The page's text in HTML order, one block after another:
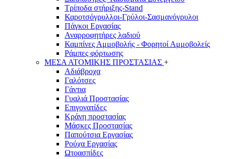
Τρίποδα στήριξης-Stand
Καροτσόγρυλλοι-Γρύλοι-Σασμανόγρυλοι
Πάγκοι Εργασίας
Αναρροφητήρες λαδιού
Καμπίνες Αμμοβολής - Φορητοί Αμμοβολείς
Ράμπες φόρτωσης
ΜΕΣΑ ΑΤΟΜΙΚΗΣ ΠΡΟΣΤΑΣΙΑΣ +
Αδιάβροχα
Γαλότσες
Γάντια
Γυαλιά Προστασίας
Επιγονατίδες
Κράνη προστασίας
Μάσκες Προστασίας
Παπούτσια Εργασίας
Ρούχα Εργασίας
Ωτοασπίδες